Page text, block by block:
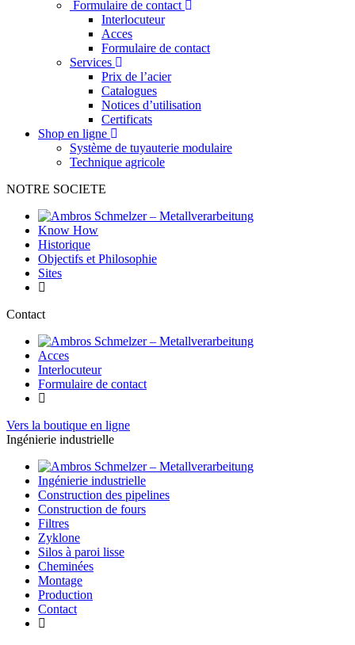
Formulaire de contact
Interlocuteur
Acces
Formulaire de contact
Services
Prix de l’acier
Catalogues
Notices d’utilisation
Certificats
Shop en ligne
Système de tuyauterie modulaire
Technique agricole
NOTRE SOCIETE
Know How
Historique
Objectifs et Philosophie
Sites
Contact
Acces
Interlocuteur
Formulaire de contact
Vers la boutique en ligne
Ingénierie industrielle
Ingénierie industrielle
Construction des pipelines
Construction de fours
Filtres
Zyklone
Silos à paroi lisse
Cheminées
Montage
Production
Contact